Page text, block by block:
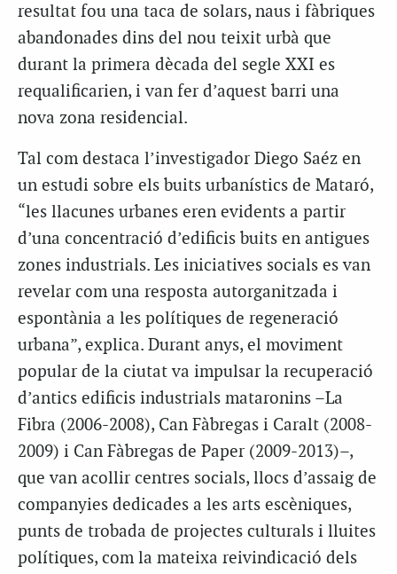
resultat fou una taca de solars, naus i fàbriques
abandonades dins del nou teixit urbà que
durant la primera dècada del segle XXI es
requalificarien, i van fer d’aquest barri una
nova zona residencial.
Tal com destaca l’investigador Diego Saéz en
un estudi sobre els buits urbanístics de Mataró,
“les llacunes urbanes eren evidents a partir
d’una concentració d’edificis buits en antigues
zones industrials. Les iniciatives socials es van
revelar com una resposta autorganitzada i
espontània a les polítiques de regeneració
urbana”, explica. Durant anys, el moviment
popular de la ciutat va impulsar la recuperació
d’antics edificis industrials mataronins –La
Fibra (2006-2008), Can Fàbregas i Caralt (2008-
2009) i Can Fàbregas de Paper (2009-2013)–,
que van acollir centres socials, llocs d’assaig de
companyies dedicades a les arts escèniques,
punts de trobada de projectes culturals i lluites
polítiques, com la mateixa reivindicació dels